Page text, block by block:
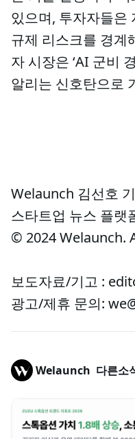
있으며, 투자자들은
규제 리스크를 경계
자 시장은 ‘AI 군비
알리는 신호탄으로
Welaunch 김선호
스타트업 뉴스 플랫
© 2024 Welaunch.
보도자료/기고 :
광고/제휴 문의:
Welaunch 다른소